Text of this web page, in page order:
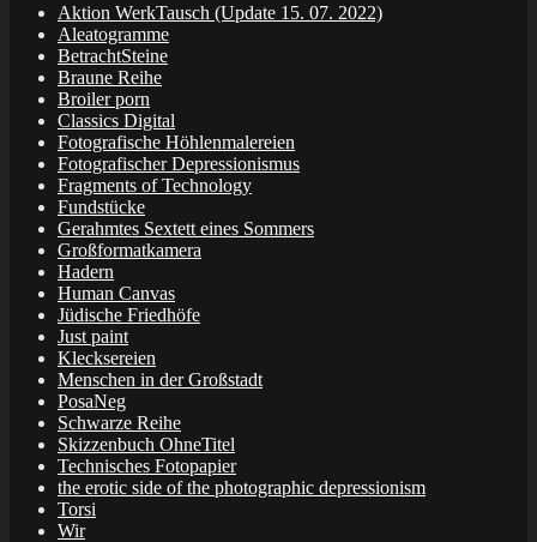
Aktion WerkTausch (Update 15. 07. 2022)
Aleatogramme
BetrachtSteine
Braune Reihe
Broiler porn
Classics Digital
Fotografische Höhlenmalereien
Fotografischer Depressionismus
Fragments of Technology
Fundstücke
Gerahmtes Sextett eines Sommers
Großformatkamera
Hadern
Human Canvas
Jüdische Friedhöfe
Just paint
Klecksereien
Menschen in der Großstadt
PosaNeg
Schwarze Reihe
Skizzenbuch OhneTitel
Technisches Fotopapier
the erotic side of the photographic depressionism
Torsi
Wir